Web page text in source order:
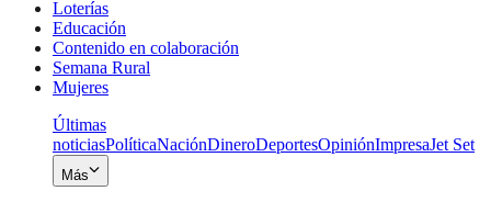
Loterías
Educación
Contenido en colaboración
Semana Rural
Mujeres
Últimas
noticiasPolíticaNaciónDineroDeportesOpiniónImpresaJet Set
Más